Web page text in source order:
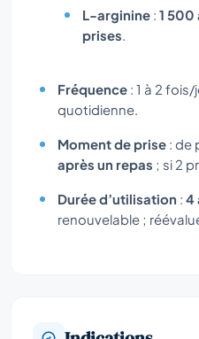
L-arginine : 1
prises.
Fréquence : 1 à 2
quotidienne.
Moment de prise : de
après un repas ; si 2
Durée d’utilisation : 4
renouvelable ;